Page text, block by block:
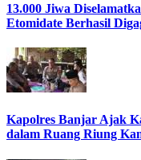
13.000 Jiwa
Etomidate Berhasil
Kapolres Banjar Ajak
dalam Ruang Riung